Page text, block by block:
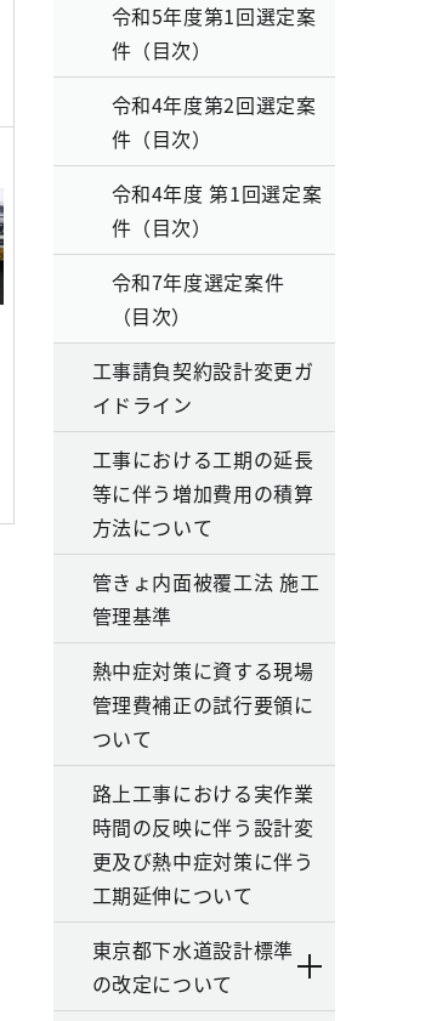
令和5年度第1回選定案
件（目次）
令和4年度第2回選定案
件（目次）
令和4年度 第1回選定案
件（目次）
令和7年度選定案件
（目次）
工事請負契約設計変更ガ
イドライン
工事における工期の延長
等に伴う増加費用の積算
方法について
管きょ内面被覆工法 施工
管理基準
熱中症対策に資する現場
管理費補正の試行要領に
ついて
路上工事における実作業
時間の反映に伴う設計変
更及び熱中症対策に伴う
工期延伸について
東京都下水道設計標準
の改定について